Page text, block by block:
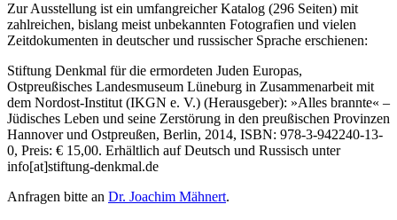
Zur Ausstellung ist ein umfangreicher Katalog (296 Seiten) mit
zahlreichen, bislang meist unbekannten Fotografien und vielen
Zeitdokumenten in deutscher und russischer Sprache erschienen:
Stiftung Denkmal für die ermordeten Juden Europas,
Ostpreußisches Landesmuseum Lüneburg in Zusammenarbeit mit
dem Nordost-Institut (IKGN e. V.) (Herausgeber): »Alles brannte« –
Jüdisches Leben und seine Zerstörung in den preußischen Provinzen
Hannover und Ostpreußen, Berlin, 2014, ISBN: 978-3-942240-13-
0, Preis: € 15,00. Erhältlich auf Deutsch und Russisch unter
info[at]stiftung-denkmal.de
Anfragen bitte an Dr. Joachim Mähnert.